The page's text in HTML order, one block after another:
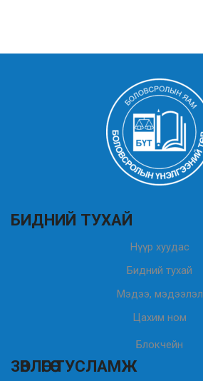
БИДНИЙ ТУХАЙ
Нүүр хуудас
Бидний тухай
Мэдээ, мэдээлэл
Цахим ном
Блокчейн
ЗӨВЛӨГӨӨ ТУСЛАМЖ